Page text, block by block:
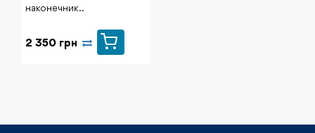
наконечник..
2 350 грн